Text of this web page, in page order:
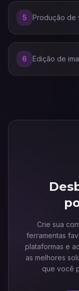
5 Produção de
6 Edição de
Crie sua
ferramentas
plataformas e
as melhores
que você